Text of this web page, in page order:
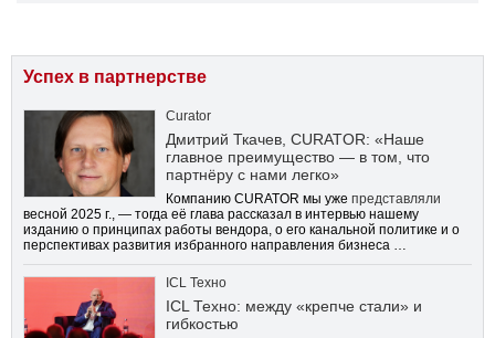
Успех в партнерстве
Curator
Дмитрий Ткачев, CURATOR: «Наше
главное преимущество — в том, что
партнёру с нами легко»
Компанию CURATOR мы уже представляли
весной 2025 г., — тогда её глава рассказал в интервью нашему
изданию о принципах работы вендора, о его канальной политике и о
перспективах развития избранного направления бизнеса …
ICL Техно
ICL Техно: между «крепче стали» и
гибкостью